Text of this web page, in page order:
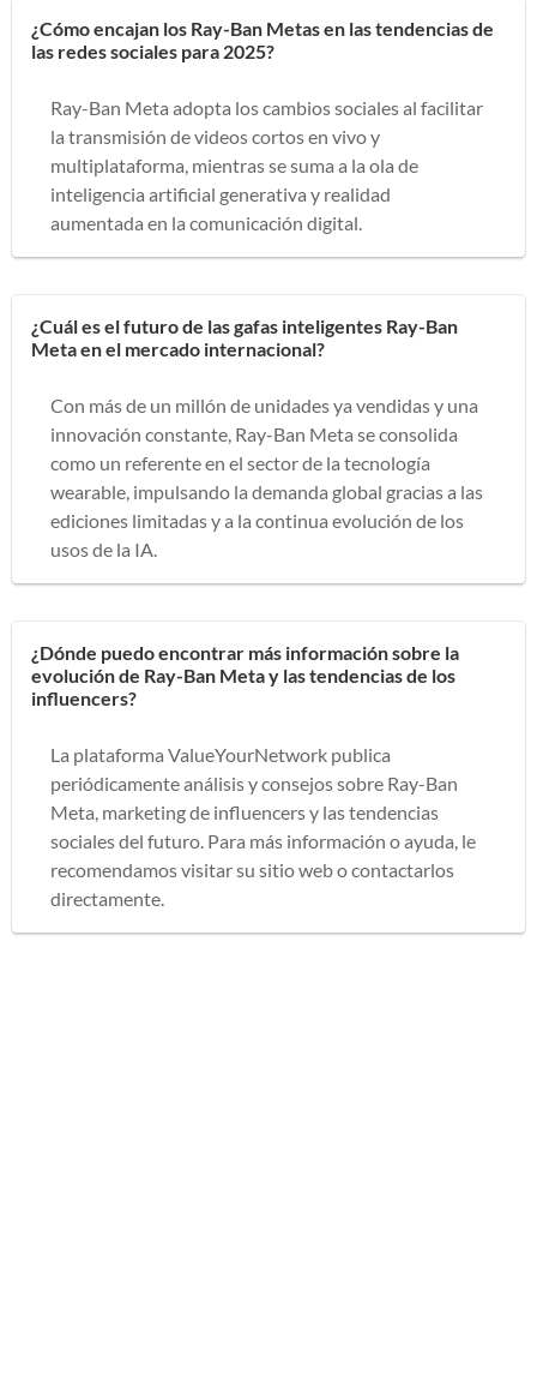
¿Cómo encajan los Ray-Ban Metas en las tendencias de
las redes sociales para 2025?
Ray-Ban Meta adopta los cambios sociales al facilitar
la transmisión de videos cortos en vivo y
multiplataforma, mientras se suma a la ola de
inteligencia artificial generativa y realidad
aumentada en la comunicación digital.
¿Cuál es el futuro de las gafas inteligentes Ray-Ban
Meta en el mercado internacional?
Con más de un millón de unidades ya vendidas y una
innovación constante, Ray-Ban Meta se consolida
como un referente en el sector de la tecnología
wearable, impulsando la demanda global gracias a las
ediciones limitadas y a la continua evolución de los
usos de la IA.
¿Dónde puedo encontrar más información sobre la
evolución de Ray-Ban Meta y las tendencias de los
influencers?
La plataforma ValueYourNetwork publica
periódicamente análisis y consejos sobre Ray-Ban
Meta, marketing de influencers y las tendencias
sociales del futuro. Para más información o ayuda, le
recomendamos visitar su sitio web o contactarlos
directamente.